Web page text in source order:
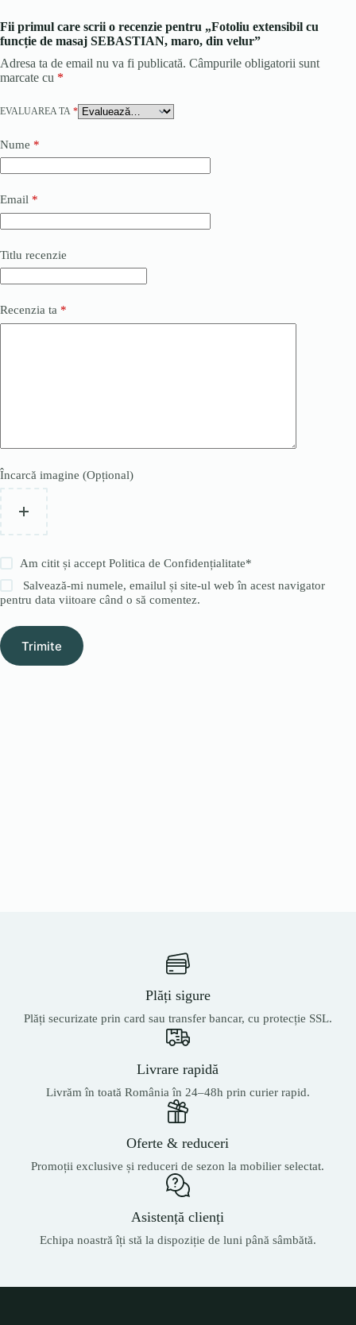
Fii primul care scrii o recenzie pentru „Fotoliu extensibil cu
funcție de masaj SEBASTIAN, maro, din velur”
Adresa ta de email nu va fi publicată. Câmpurile obligatorii sunt
marcate cu *
EVALUAREA TA *
Nume *
Email *
Titlu recenzie
Recenzia ta *
Încarcă imagine (Opțional)
Am citit și acceptPolitica de Confidențialitate*
Salvează-mi numele, emailul și site-ul web în acest navigator
pentru data viitoare când o să comentez.
Trimite
Plăți sigure
Plăți securizate prin card sau transfer bancar, cu protecție SSL.
Livrare rapidă
Livrăm în toată România în 24–48h prin curier rapid.
Oferte & reduceri
Promoții exclusive și reduceri de sezon la mobilier selectat.
Asistență clienți
Echipa noastră îți stă la dispoziție de luni până sâmbătă.